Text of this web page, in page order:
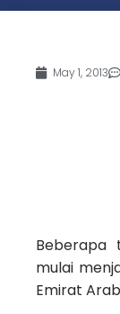
May 1, 2013
Beberapa
mulai
Emirat